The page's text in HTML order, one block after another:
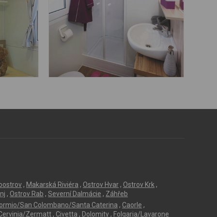
, Makarská Riviéra , Ostrov Hvar , Ostrov Krk ,
, Ostrov Rab , Severní Dalmácie , Záhřeb
San Colombano/Santa Caterina , Caorle ,
Zermatt , Civetta , Dolomity , Folgaria/Lavarone